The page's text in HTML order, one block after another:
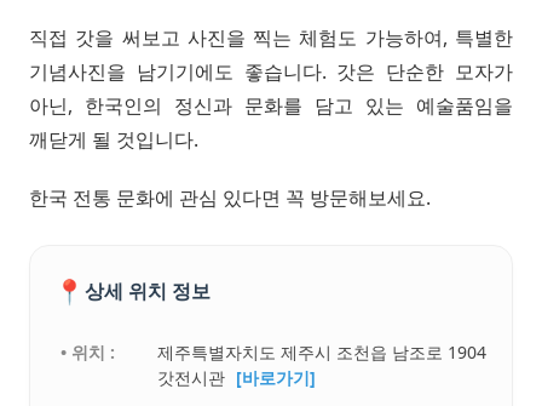
직접 갓을 써보고 사진을 찍는 체험도 가능하여, 특별한
기념사진을 남기기에도 좋습니다. 갓은 단순한 모자가
아닌, 한국인의 정신과 문화를 담고 있는 예술품임을
깨닫게 될 것입니다.
한국 전통 문화에 관심 있다면 꼭 방문해보세요.
📍 상세 위치 정보
• 위치 :
제주특별자치도 제주시 조천읍 남조로 1904
갓전시관 [바로가기]